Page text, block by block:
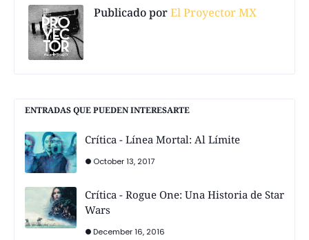
Publicado porEl Proyector MX
ENTRADAS QUE PUEDEN INTERESARTE
Crítica - Línea Mortal: Al Límite
October 13, 2017
Crítica - Rogue One: Una Historia de Star
Wars
December 16, 2016